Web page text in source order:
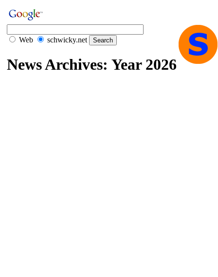
Web schwicky.net
News Archives: Year 2026